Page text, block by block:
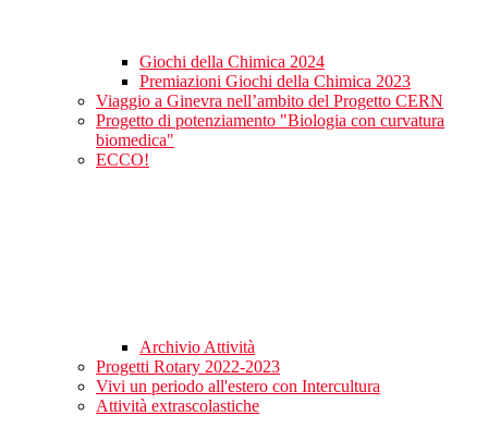
Giochi della Chimica 2024
Premiazioni Giochi della Chimica 2023
Viaggio a Ginevra nell’ambito del Progetto CERN
Progetto di potenziamento "Biologia con curvatura
biomedica"
ECCO!
Archivio Attività
Progetti Rotary 2022-2023
Vivi un periodo all'estero con Intercultura
Attività extrascolastiche